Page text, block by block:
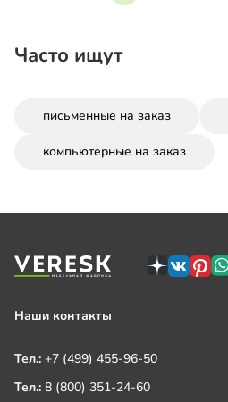
Часто ищут
письменные на заказ
компьютерные на заказ
Наши контакты
Тел.: +7 (499) 455-96-50
Тел.: 8 (800) 351-24-60